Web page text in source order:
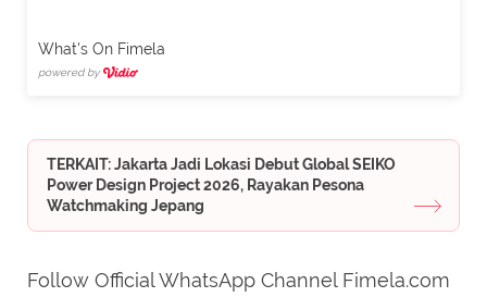
What's On Fimela
powered by
TERKAIT: Jakarta Jadi Lokasi Debut Global SEIKO
Power Design Project 2026, Rayakan Pesona
Watchmaking Jepang
Follow Official WhatsApp Channel Fimela.com